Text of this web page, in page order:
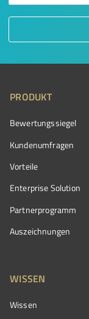
PRODUKT
Bewertungssiegel
Kundenumfragen
Vorteile
Enterprise Solution
Partnerprogramm
Auszeichnungen
WISSEN
Wissen